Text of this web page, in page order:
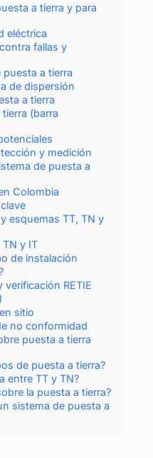
a tierra y para
eléctrica
fallas y
a tierra
de dispersión
a tierra
(barra
y medición
de puesta a
Colombia
esquemas TT, TN y
TN y IT
de instalación
RETIE
sitio
no conformidad
puesta a tierra
de puesta a tierra?
entre TT y TN?
la puesta a tierra?
sistema de puesta a